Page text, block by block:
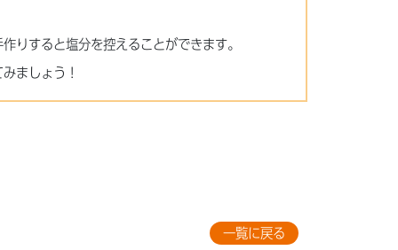
りすると塩分を控えることができます。
ましょう！
一覧に戻る